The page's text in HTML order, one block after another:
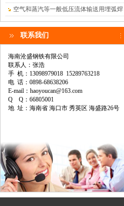
空气和蒸汽等一般低压流体输送用埋弧焊
钢管
联系我们
海南沧盛钢铁有限公司
联系人：张浩
手 机：13098979018 15289763218
电 话：0898-68638206
E-mail：haoyoucan@163.com
Q Q：66805001
地 址：海南省 海口市 秀英区 海盛路26号